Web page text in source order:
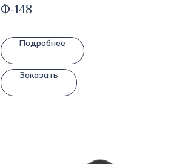
Ф-148
Подробнее
Заказать